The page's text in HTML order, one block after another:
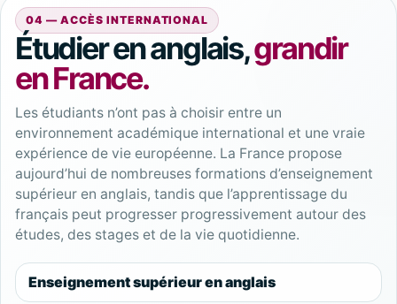
04 — ACCÈS INTERNATIONAL
Étudier en anglais,grandir
en France.
Les étudiants n’ont pas à choisir entre un
environnement académique international et une vraie
expérience de vie européenne. La France propose
aujourd’hui de nombreuses formations d’enseignement
supérieur en anglais, tandis que l’apprentissage du
français peut progresser progressivement autour des
études, des stages et de la vie quotidienne.
Enseignement supérieur en anglais